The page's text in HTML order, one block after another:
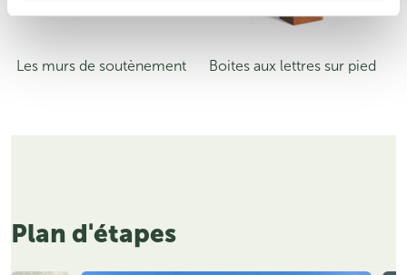
Les murs de soutènement Boites aux lettres sur pied
Plan d'étapes